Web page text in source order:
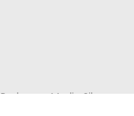
Pedoman Media Siber